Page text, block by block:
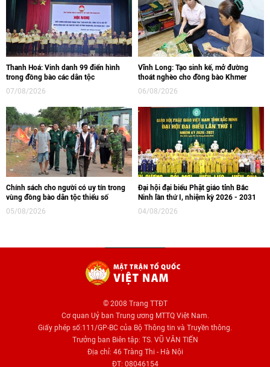
Thanh Hoá: Vinh danh 99 điển hình
trong đồng bào các dân tộc
07/08/2026
Vĩnh Long: Tạo sinh kế, mở đường
thoát nghèo cho đồng bào Khmer
06/08/2026
Chính sách cho người có uy tín trong
vùng đồng bào dân tộc thiểu số
05/08/2026
Đại hội đại biểu Phật giáo tỉnh Bắc
Ninh lần thứ I, nhiệm kỳ 2026 - 2031
04/08/2026
© 2008 Trang TTĐT
Cơ quan Uỷ ban Trung ương MTTQ Việt Nam.
Giấy phép số:111/GP-BC của Bộ Thông tin và Truyền thông.
Trưởng ban Biên tập: TS. VŨ VĂN TIẾN
Địa chỉ: 46 Tràng Thi - Hà Nội
ĐT: 08046154